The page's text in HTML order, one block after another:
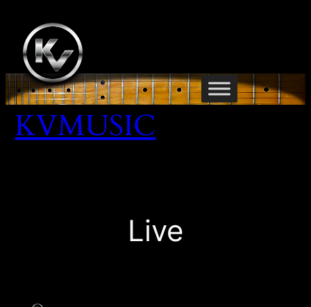
Inhalt
springen
KVMUSIC
Live